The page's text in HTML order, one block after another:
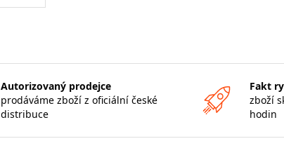
Autorizovaný prodejce
prodáváme zboží z oficiální české
distribuce
Fakt
zboží
hodin